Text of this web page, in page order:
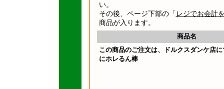
い。
その後、ページ下部の「 レジでお会計
商品が入ります。
商品名
この商品のご注文は、ドルクスダンケ店
にホレるん棒